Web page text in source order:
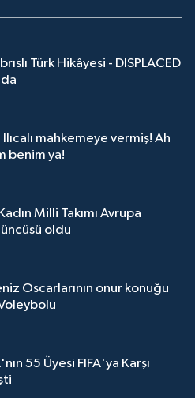
Türk Hikâyesi - DISPLACED
mahkemeye vermiş! Ah
benim ya!
Milli Takımı Avrupa
oldu
Oscarlarının onur konuğu
55 Üyesi FIFA'ya Karşı